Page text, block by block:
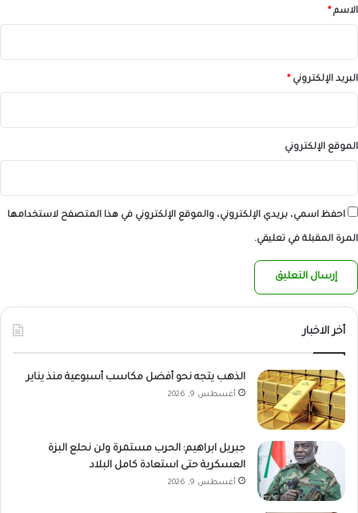
*الاسم*
البريد الإلكتروني*
الموقع الإلكتروني
احفظ اسمي، بريدي الإلكتروني، والموقع الإلكتروني في هذا المتصفح لاستخدامها
المرة المقبلة في تعليقي.
أخر الاخبار
الذهب يتجه نحو أفضل مكاسب أسبوعية منذ يناير
أغسطس 9, 2026
جبريل ابراهيم: الحرب مستمرة ولن نحلع البزة
العسكرية حتى استعادة كامل البلاد
أغسطس 9, 2026